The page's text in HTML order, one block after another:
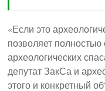
«Если это
позволяет полностью
археологических
депутат ЗакСа и
этого и конкретный